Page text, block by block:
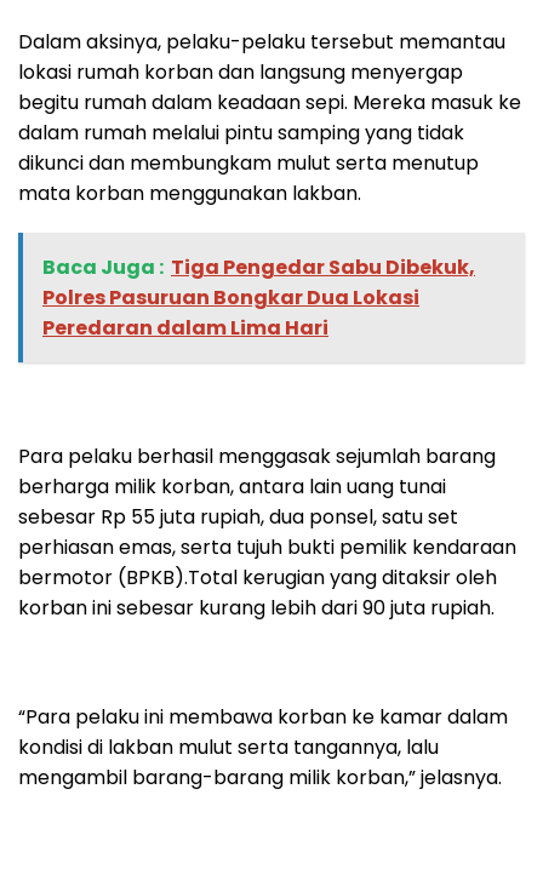
Dalam aksinya, pelaku-pelaku tersebut memantau
lokasi rumah korban dan langsung menyergap
begitu rumah dalam keadaan sepi. Mereka masuk ke
dalam rumah melalui pintu samping yang tidak
dikunci dan membungkam mulut serta menutup
mata korban menggunakan lakban.
Baca Juga : Tiga Pengedar Sabu Dibekuk,
Polres Pasuruan Bongkar Dua Lokasi
Peredaran dalam Lima Hari
Para pelaku berhasil menggasak sejumlah barang
berharga milik korban, antara lain uang tunai
sebesar Rp 55 juta rupiah, dua ponsel, satu set
perhiasan emas, serta tujuh bukti pemilik kendaraan
bermotor (BPKB).Total kerugian yang ditaksir oleh
korban ini sebesar kurang lebih dari 90 juta rupiah.
“Para pelaku ini membawa korban ke kamar dalam
kondisi di lakban mulut serta tangannya, lalu
mengambil barang-barang milik korban,” jelasnya.